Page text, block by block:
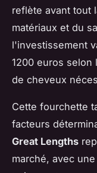
reflète avant tout
matériaux et du
l'investissement
1200 euros selon
de cheveux
Cette fourchette
facteurs
Great Lengths
marché, avec